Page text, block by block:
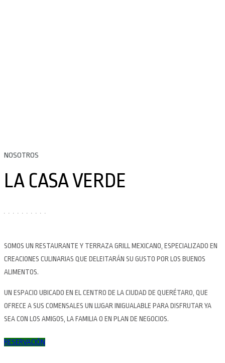
NOSOTROS
LA CASA VERDE
SOMOS UN RESTAURANTE Y TERRAZA GRILL MEXICANO, ESPECIALIZADO EN
CREACIONES CULINARIAS QUE DELEITARÁN SU GUSTO POR LOS BUENOS
ALIMENTOS.
UN ESPACIO UBICADO EN EL CENTRO DE LA CIUDAD DE QUERÉTARO, QUE
OFRECE A SUS COMENSALES UN LUGAR INIGUALABLE PARA DISFRUTAR YA
SEA CON LOS AMIGOS, LA FAMILIA O EN PLAN DE NEGOCIOS.
RESERVACIÓN